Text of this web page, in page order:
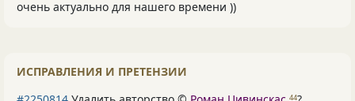
очень актуально для нашего времени ))
ИСПРАВЛЕНИЯ И ПРЕТЕНЗИИ
44